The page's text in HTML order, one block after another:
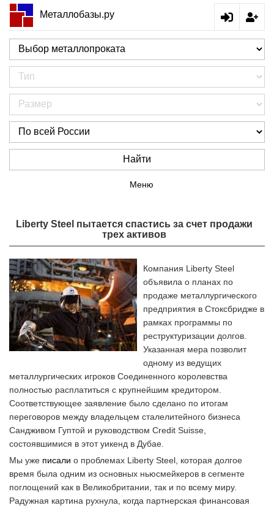
Металлобазы.ру
Найти
Меню
Liberty Steel пытается спастись за счет продажи
трех активов
Компания Liberty Steel
объявила о планах по
продаже металлургического
предприятия в Стоксбридже в
рамках программы по
реструктуризации долгов.
Указанная мера позволит
одному из ведущих
металлургических игроков Соединенного королевства
полностью расплатиться с крупнейшим кредитором.
Соответствующее заявление было сделано по итогам
переговоров между владельцем сталелитейного бизнеса
Сандживом Гуптой и руководством Credit Suisse,
состоявшимися в этот уикенд в Дубае.
Мы уже писали о проблемах Liberty Steel, которая долгое
время была одним из основных ньюсмейкеров в сегменте
поглощений как в Великобритании, так и по всему миру.
Радужная картина рухнула, когда партнерская финансовая